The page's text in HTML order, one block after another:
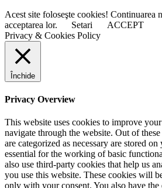
Acest site foloseşte cookies! Continuarea
acceptarea lor.
Setari
ACCEPT
Privacy & Cookies Policy
Închide
Privacy Overview
This website uses cookies to improve
navigate through the website. Out of
are categorized as necessary are stored
essential for the working of basic
also use third-party cookies that help us
you use this website. These cookies will
only with your consent. You also have